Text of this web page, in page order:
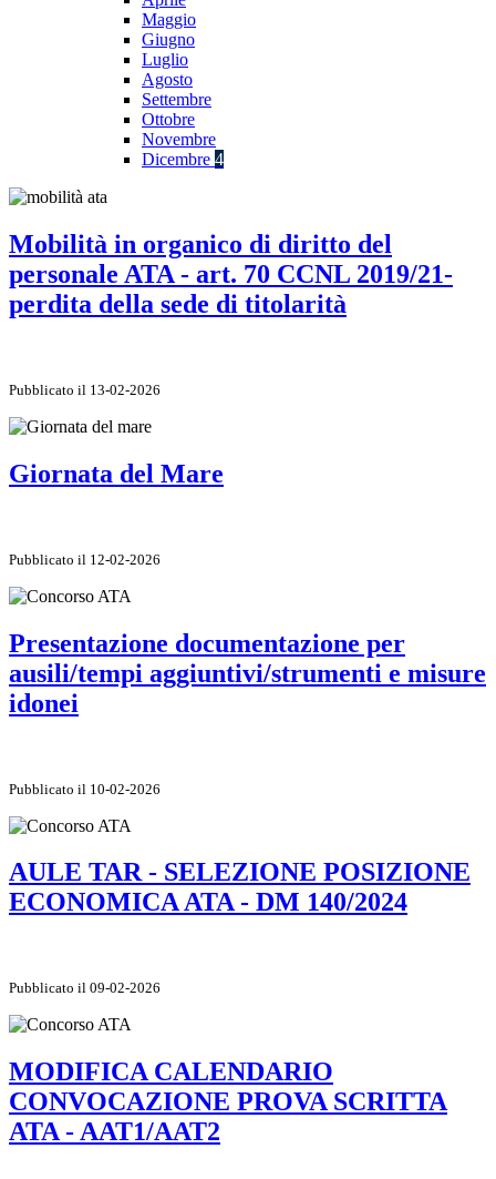
Maggio
Giugno
Luglio
Agosto
Settembre
Ottobre
Novembre
Dicembre 4
Mobilità in organico di diritto del
personale ATA - art. 70 CCNL 2019/21-
perdita della sede di titolarità
Pubblicato il 13-02-2026
Giornata del Mare
Pubblicato il 12-02-2026
Presentazione documentazione per
ausili/tempi aggiuntivi/strumenti e misure
idonei
Pubblicato il 10-02-2026
AULE TAR - SELEZIONE POSIZIONE
ECONOMICA ATA - DM 140/2024
Pubblicato il 09-02-2026
MODIFICA CALENDARIO
CONVOCAZIONE PROVA SCRITTA
ATA - AAT1/AAT2